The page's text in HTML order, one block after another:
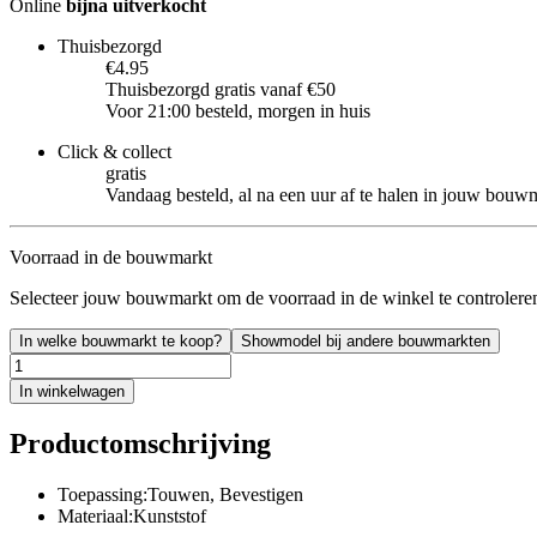
Online bijna uitverkocht
Thuisbezorgd
€4.95
Thuisbezorgd gratis vanaf €50
Voor 21:00 besteld, morgen in huis
Click & collect
gratis
Vandaag besteld, al na een uur af te halen in jouw
Voorraad in de bouwmarkt
Selecteer jouw bouwmarkt om de voorraad in de winkel te
In welke bouwmarkt te koop? Showmodel bij andere bouwmarkten
In winkelwagen
Productomschrijving
Toepassing:Touwen, Bevestigen
Materiaal:Kunststof